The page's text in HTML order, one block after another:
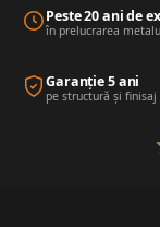
fi returnate.
Peste 20 ani de
în prelucrarea
Garanție 5 ani
pe structură și finisaj